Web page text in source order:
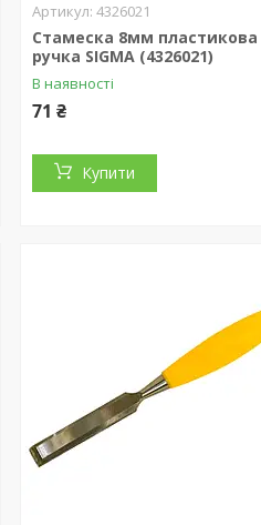
4326021
Стамеска 8мм пластикова
ручка SIGMA (4326021)
В наявності
71 ₴
Купити